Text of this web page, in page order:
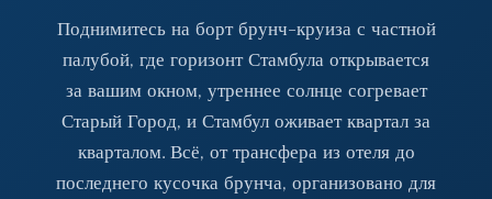
Поднимитесь на борт брунч-круиза с частной
палубой, где горизонт Стамбула открывается
за вашим окном, утреннее солнце согревает
Старый Город, и Стамбул оживает квартал за
кварталом. Всё, от трансфера из отеля до
последнего кусочка брунча, организовано для